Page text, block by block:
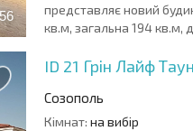
56
представляє новий
кв.м, загальна 194 кв.м,
ID 21 Грін Лайф
Созополь
Кімнат: на вибір